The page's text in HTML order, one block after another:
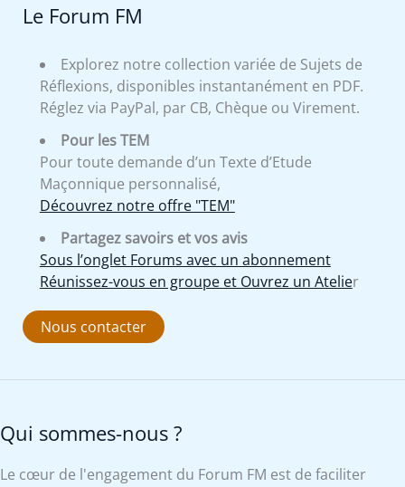
Le Forum FM
Explorez notre collection variée de Sujets de
Réflexions, disponibles instantanément en PDF.
Réglez via PayPal, par CB, Chèque ou Virement.
Pour les TEM
Pour toute demande d’un Texte d’Etude
Maçonnique personnalisé,
Découvrez notre offre "TEM"
Partagez savoirs et vos avis
Sous l’onglet Forums avec un abonnement
Réunissez-vous en groupe et Ouvrez un Atelier
Nous contacter
Qui sommes-nous ?
Le cœur de l'engagement du Forum FM est de faciliter